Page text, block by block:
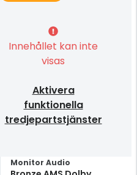
Innehållet kan inte
visas
Aktivera
funktionella
tredjepartstjänster
Monitor Audio